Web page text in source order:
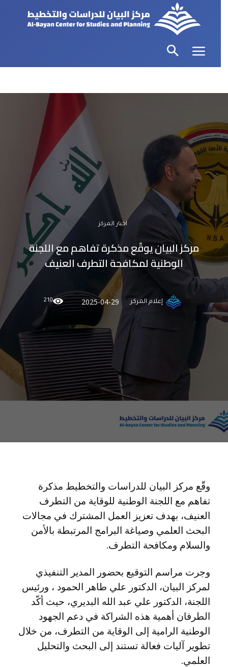
اخبار المركز
مركز البيان يوقّع مذكرة تفاهم مع اللجنة
الوطنية لمكافحة التطرف العنيف
إعلام المركز 2025-04-29
210
وقّع مركز البيان للدراسات والتخطيط مذكرة
تفاهم مع اللجنة الوطنية للوقاية من التطرف
العنيف، بهدف تعزيز العمل المشترك في مجالات
البحث العلمي وصياغة البرامج المرتبطة بالأمن
والسلام ومكافحة التطرف.
وجرت مراسم التوقيع بحضور المدير التنفيذي
لمركز البيان، الدكتور علي طاهر الحمود ، ورئيس
اللجنة، الدكتور علي عبد الله البديري، حيث أكّد
الطرفان أهمية هذه الشراكة في دعم الجهود
الوطنية الرامية إلى الوقاية من التطرف، من خلال
تطوير آليات فعالة تستند إلى البحث والتحليل
العلمي.